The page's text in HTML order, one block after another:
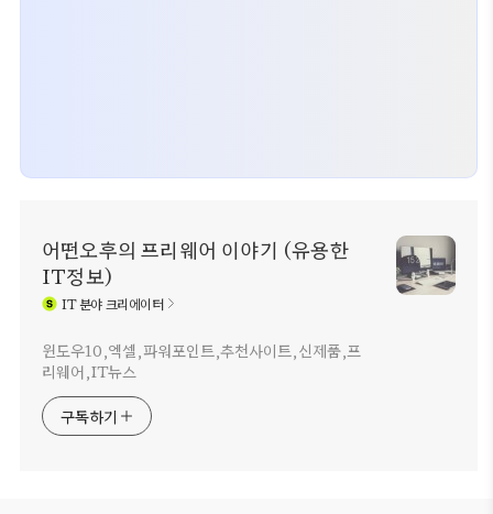
어떤오후의 프리웨어 이야기 (유용한
IT정보)
IT분야 크리에이터
윈도우10,엑셀,파워포인트,추천사이트,신제품,프
리웨어,IT뉴스
구독하기